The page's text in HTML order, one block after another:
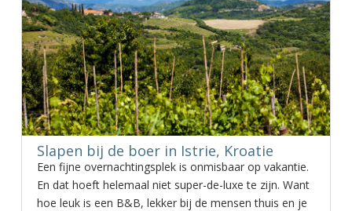
Slapen bij de boer in Istrie, Kroatie
Een fijne overnachtingsplek is onmisbaar op vakantie.
En dat hoeft helemaal niet super-de-luxe te zijn. Want
hoe leuk is een B&B, lekker bij de mensen thuis en je